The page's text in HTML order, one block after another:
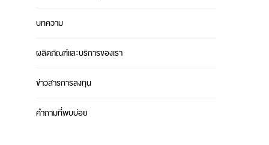
บทความ
ผลิตภัณฑ์และบริการของเรา
ข่าวสารการลงทุน
คำถามที่พบบ่อย